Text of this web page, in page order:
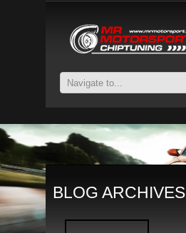
BLOG ARCHIVES